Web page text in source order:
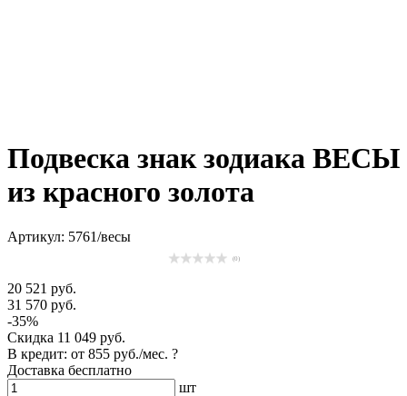
Подвеска знак зодиака ВЕСЫ
из красного золота
Артикул: 5761/весы
(0)
20 521 руб.
31 570 руб.
-35%
Скидка 11 049 руб.
В кредит: от 855 руб./мес. ?
Доставка бесплатно
шт